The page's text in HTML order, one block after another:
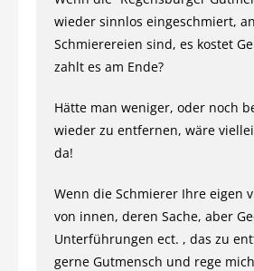
wieder sinnlos eingeschmiert,
Schmierereien sind, es kostet
zahlt es am Ende?
Hätte man weniger, oder noch
wieder zu entfernen, wäre
da!
Wenn die Schmierer Ihre eigen
von innen, deren Sache, aber
Unterführungen ect. , das zu
gerne Gutmensch und rege